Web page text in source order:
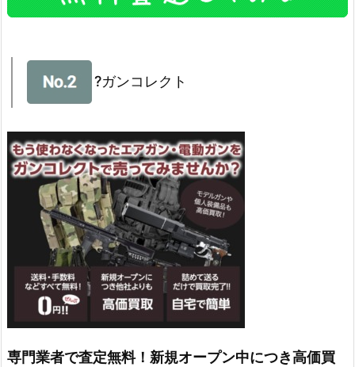
?ガンコレクト
専門業者で査定無料！新規オープン中につき高価買